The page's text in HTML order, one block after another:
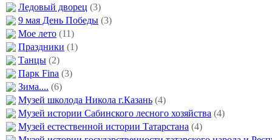
Ледовый дворец (3)
9 мая День Победы (3)
Мое лето (11)
Праздники (1)
Танцы (2)
Парк Fina (3)
Зима.... (6)
Музей школода Никола г.Казань (4)
Музей истории Сабинского лесного хозяйства (4)
Музей естественной истории Татарстана (4)